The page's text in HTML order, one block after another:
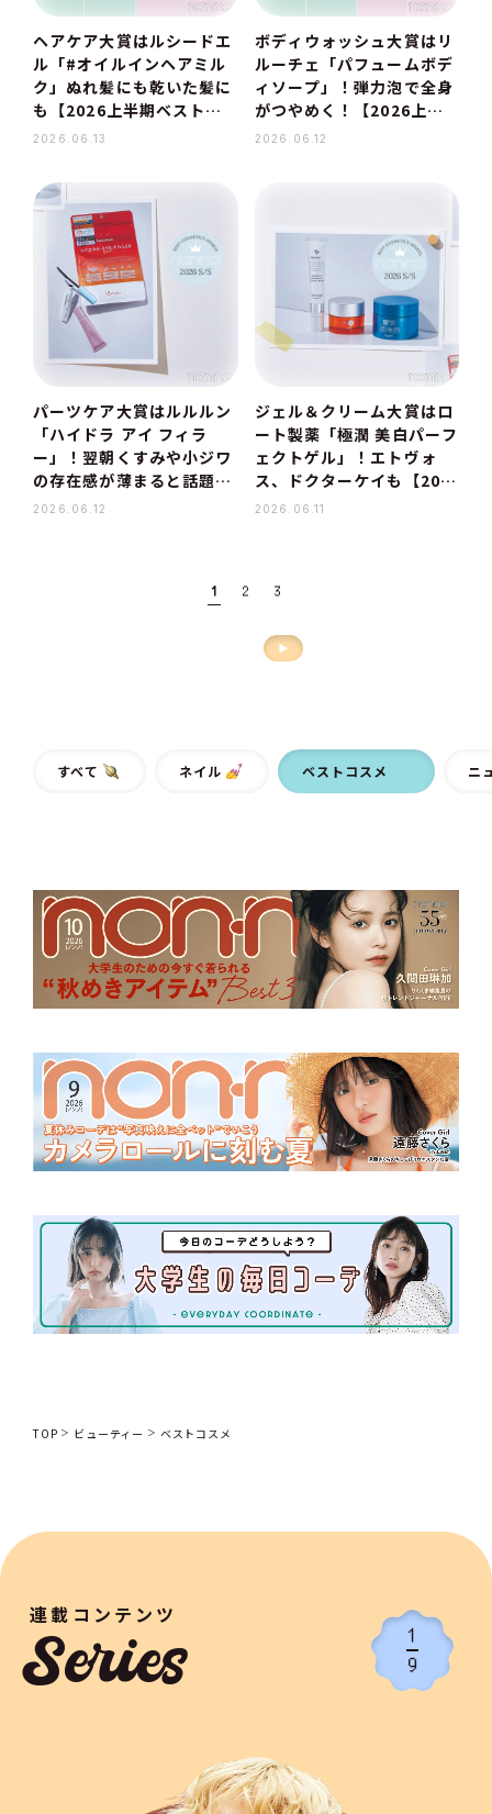
ヘアケア大賞はルシードエ
ル「#オイルインヘアミル
ク」ぬれ髪にも乾いた髪に
も【2026上半期ベストコ
スメ】
2026.06.13
ボディウォッシュ大賞はリ
ルーチェ「パフュームボデ
ィソープ」！弾力泡で全身
がつやめく！【2026上半
期ベストコスメ】
2026.06.12
パーツケア大賞はルルルン
「ハイドラ アイ フィラ
ー」！翌朝くすみや小ジワ
の存在感が薄まると話題
【2026上半期ベストコス
2026.06.12
ジェル＆クリーム大賞はロ
ート製薬「極潤 美白パーフ
ェクトゲル」！エトヴォ
ス、ドクターケイも【202
6上半期ベストコスメ】
2026.06.11
1 2 3
すべて ネイル ベストコスメ ニ
TOP ビューティー ベストコスメ
連載コンテンツ
Series
1
9